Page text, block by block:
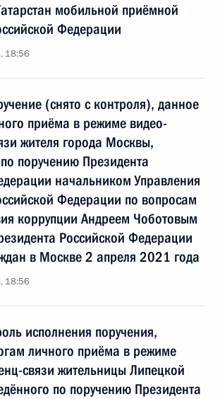
мобильной приёмной
Федерации
18:56
(снято с контроля), данное
приёма в режиме видео-
жителя города Москвы,
поручению Президента
начальником Управления
Федерации по вопросам
коррупции Андреем Чоботовым
Российской Федерации
в Москве 2 апреля 2021 года
18:56
исполнения поручения,
личного приёма в режиме
связи жительницы Липецкой
по поручению Президента